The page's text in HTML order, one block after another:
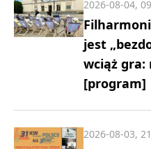
jest
wciąż gra:
[program]
2026-08-04,
2026-08-03,